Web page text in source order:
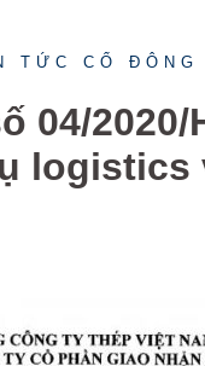
TỨC CỔ ĐÔNG
04/
logistics